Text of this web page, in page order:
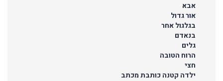
אבא
אור גדול
בגלגול אחר
בנאדם
גלים
הרוח הטובה
חצי
ילדה קטנה כותבת מכתב